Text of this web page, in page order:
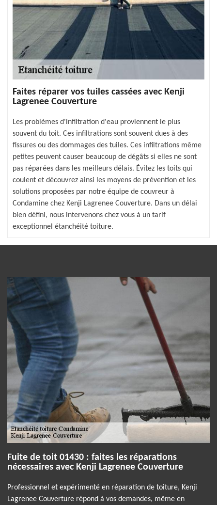
Faites réparer vos tuiles cassées avec Kenji
Lagrenee Couverture
Les problèmes d'infiltration d'eau proviennent le plus
souvent du toit. Ces infiltrations sont souvent dues à des
fissures ou des dommages des tuiles. Ces infiltrations même
petites peuvent causer beaucoup de dégâts si elles ne sont
pas réparées dans les meilleurs délais. Évitez les toits qui
coulent et découvrez ainsi les moyens de prévention et les
solutions proposées par notre équipe de couvreur à
Condamine chez Kenji Lagrenee Couverture. Dans un délai
bien défini, nous intervenons chez vous à un tarif
exceptionnel étanchéité toiture.
Fuite de toit 01430 : faites les réparations
nécessaires avec Kenji Lagrenee Couverture
Professionnel et expérimenté en réparation de toiture, Kenji
Lagrenee Couverture répond à vos demandes, même en